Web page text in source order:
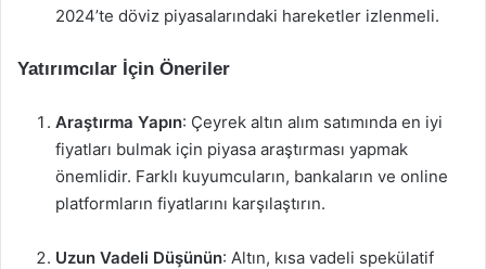
2024’te döviz piyasalarındaki hareketler izlenmeli.
Yatırımcılar İçin Öneriler
Araştırma Yapın: Çeyrek altın alım satımında en iyi
fiyatları bulmak için piyasa araştırması yapmak
önemlidir. Farklı kuyumcuların, bankaların ve online
platformların fiyatlarını karşılaştırın.
Uzun Vadeli Düşünün: Altın, kısa vadeli spekülatif